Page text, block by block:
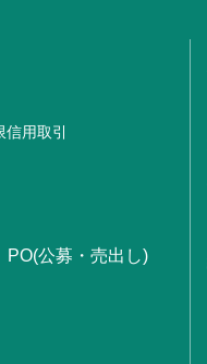
信用取引
PO(公募・売出し)